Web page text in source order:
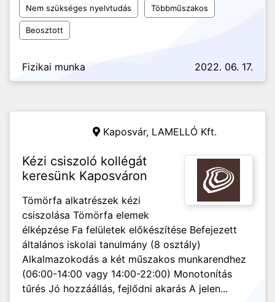
Nem szükséges nyelvtudás Többműszakos
Beosztott
Fizikai munka 2022. 06. 17.
Kaposvár, LAMELLÓ Kft.
Kézi csiszoló kollégát
keresünk Kaposváron
Tömörfa alkatrészek kézi
csiszolása Tömörfa elemek
élképzése Fa felületek előkészítése Befejezett
általános iskolai tanulmány (8 osztály)
Alkalmazokodás a két műszakos munkarendhez
(06:00-14:00 vagy 14:00-22:00) Monotonítás
tűrés Jó hozzáállás, fejlődni akarás A jelen...